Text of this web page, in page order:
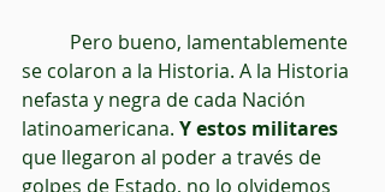
se colaron a la Historia. A la Historia
nefasta y negra de cada Nación
latinoamericana. Y estos militares
que llegaron al poder a través de
golpes de Estado, no lo olvidemos